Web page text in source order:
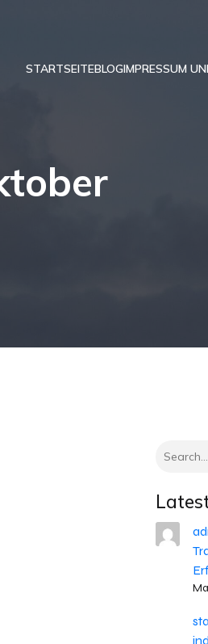
STARTSEITEBLOGIMPRESSUM